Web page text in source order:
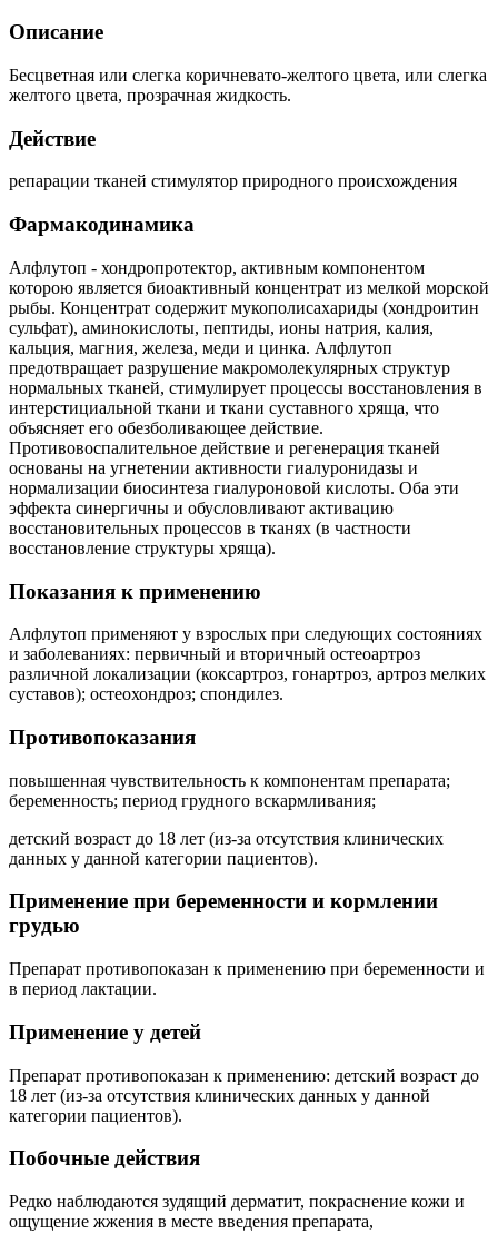
Описание
Бесцветная или слегка коричневато-желтого цвета, или слегка
желтого цвета, прозрачная жидкость.
Действие
репарации тканей стимулятор природного происхождения
Фармакодинамика
Алфлутоп - хондропротектор, активным компонентом
которою является биоактивный концентрат из мелкой морской
рыбы. Концентрат содержит мукополисахариды (хондроитин
сульфат), аминокислоты, пептиды, ионы натрия, калия,
кальция, магния, железа, меди и цинка. Алфлутоп
предотвращает разрушение макромолекулярных структур
нормальных тканей, стимулирует процессы восстановления в
интерстициальной ткани и ткани суставного хряща, что
объясняет его обезболивающее действие.
Противовоспалительное действие и регенерация тканей
основаны на угнетении активности гиалуронидазы и
нормализации биосинтеза гиалуроновой кислоты. Оба эти
эффекта синергичны и обусловливают активацию
восстановительных процессов в тканях (в частности
восстановление структуры хряща).
Показания к применению
Алфлутоп применяют у взрослых при следующих состояниях
и заболеваниях: первичный и вторичный остеоартроз
различной локализации (коксартроз, гонартроз, артроз мелких
суставов); остеохондроз; спондилез.
Противопоказания
повышенная чувствительность к компонентам препарата;
беременность; период грудного вскармливания;
детский возраст до 18 лет (из-за отсутствия клинических
данных у данной категории пациентов).
Применение при беременности и кормлении
грудью
Препарат противопоказан к применению при беременности и
в период лактации.
Применение у детей
Препарат противопоказан к применению: детский возраст до
18 лет (из-за отсутствия клинических данных у данной
категории пациентов).
Побочные действия
Редко наблюдаются зудящий дерматит, покраснение кожи и
ощущение жжения в месте введения препарата,